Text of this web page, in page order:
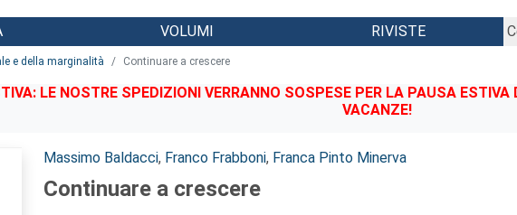
VOLUMI RIVISTE
e della marginalità Continuare a crescere
LE NOSTRE SPEDIZIONI VERRANNO SOSPESE PER LA PAUSA
VACANZE!
Autori:
Massimo Baldacci, Franco Frabboni, Franca Pinto Minerva
Continuare a crescere